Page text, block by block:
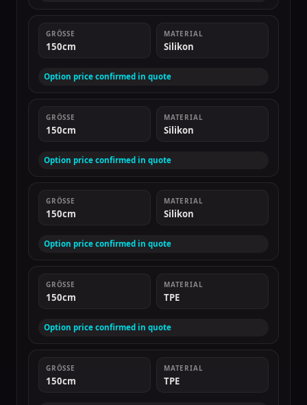
GRÖSSE
150cm
MATERIAL
Silikon
Option price confirmed in quote
GRÖSSE
150cm
MATERIAL
Silikon
Option price confirmed in quote
GRÖSSE
150cm
MATERIAL
Silikon
Option price confirmed in quote
GRÖSSE
150cm
MATERIAL
TPE
Option price confirmed in quote
GRÖSSE
150cm
MATERIAL
TPE